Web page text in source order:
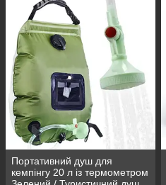
Портативний душ для
кемпінгу 20 л із термометром